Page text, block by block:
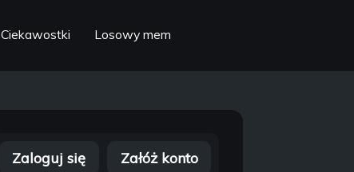
Ciekawostki Losowy mem
Zaloguj się Załóż konto